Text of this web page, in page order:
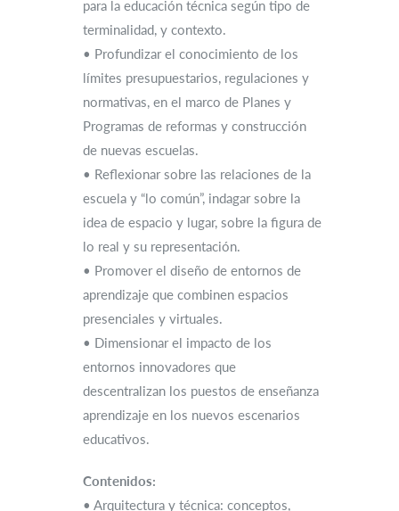
para la educación técnica según tipo de
terminalidad, y contexto.
• Profundizar el conocimiento de los
límites presupuestarios, regulaciones y
normativas, en el marco de Planes y
Programas de reformas y construcción
de nuevas escuelas.
• Reflexionar sobre las relaciones de la
escuela y “lo común”, indagar sobre la
idea de espacio y lugar, sobre la figura de
lo real y su representación.
• Promover el diseño de entornos de
aprendizaje que combinen espacios
presenciales y virtuales.
• Dimensionar el impacto de los
entornos innovadores que
descentralizan los puestos de enseñanza
aprendizaje en los nuevos escenarios
educativos.
Contenidos:
• Arquitectura y técnica: conceptos,